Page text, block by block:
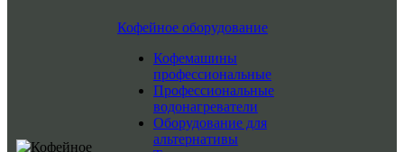
Кофейное оборудование
Кофемашины
профессиональные
Профессиональные
водонагреватели
Оборудование для
альтернативы